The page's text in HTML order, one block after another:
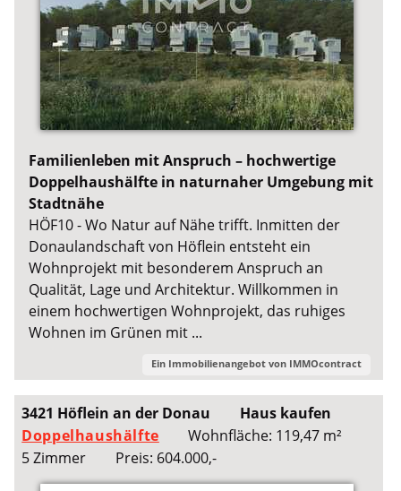
Familienleben mit Anspruch – hochwertige
Doppelhaushälfte in naturnaher Umgebung mit
Stadtnähe
HÖF10 - Wo Natur auf Nähe trifft. Inmitten der
Donaulandschaft von Höflein entsteht ein
Wohnprojekt mit besonderem Anspruch an
Qualität, Lage und Architektur. Willkommen in
einem hochwertigen Wohnprojekt, das ruhiges
Wohnen im Grünen mit ...
Ein Immobilienangebot von IMMOcontract
3421 Höflein an der Donau
Haus kaufen
Doppelhaushälfte
Wohnfläche: 119,47 m²
5 Zimmer
Preis: 604.000,-